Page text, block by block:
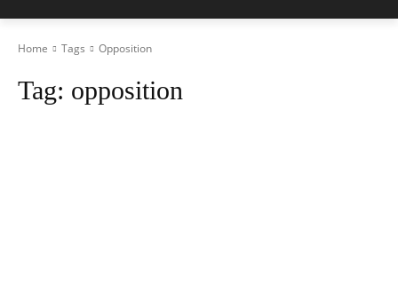
Home Tags Opposition
Tag: opposition